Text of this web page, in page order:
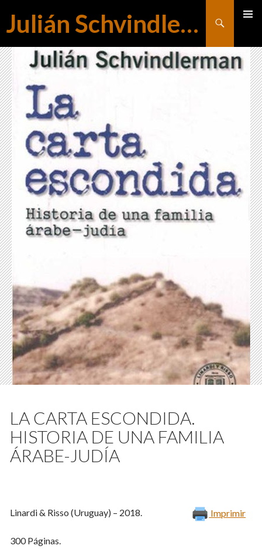
Julián Schvindlerman
Buscar
AL
CONTENIDO
LA CARTA ESCONDIDA.
HISTORIA DE UNA FAMILIA
ÁRABE-JUDÍA
Imprimir
Linardi & Risso (Uruguay) – 2018.
300 Páginas.